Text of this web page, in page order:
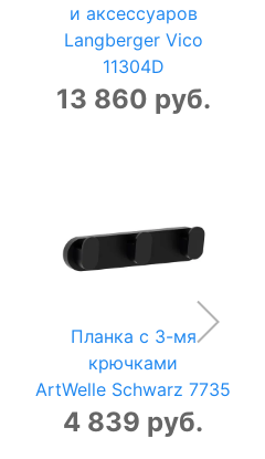
и аксессуаров
Langberger Vico
11304D
13 860 руб.
Планка с 3-мя
крючками
ArtWelle Schwarz 7735
4 839 руб.